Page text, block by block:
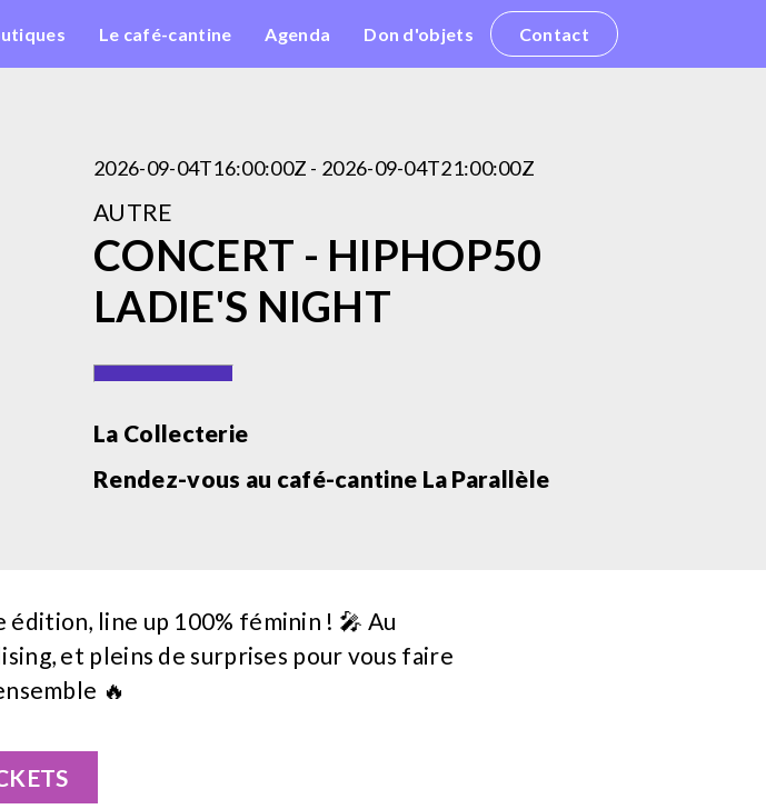
Le café-cantine Agenda Don d'objets Contact
2026-09-04T16:00:00Z - 2026-09-04T21:00:00Z
AUTRE
CONCERT - HIPHOP50
LADIE'S NIGHT
La Collecterie
Rendez-vous au café-cantine La Parallèle
line up 100% féminin ! 🎤 Au
et pleins de surprises pour vous faire
🔥